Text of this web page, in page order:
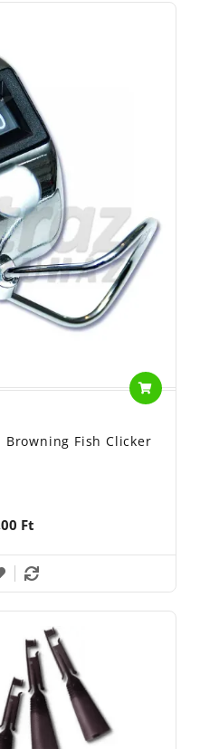
3 darabos, különböző súlyú
a számtalan kifogott
mennyi halat sikerült
Browning termékek
is található. A régi iskola
beszélünk fém
megbízható anyagok
élmény és verseny pecán
érhetőek el
a sikeres horgászathoz.
ideális minőségű és
Fish Clicker
Ft